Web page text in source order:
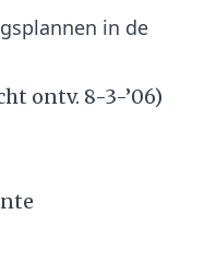
in de
ontv. 8-3-’06)